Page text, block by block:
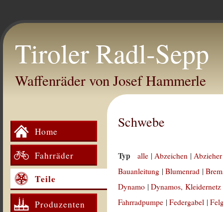
Tiroler Radl-Sepp
Waffenräder von Josef Hammerle
Home
Fahrräder
Teile
Produzenten
Schwebe
Typ alle |Abzeichen |
Bauanleitung |Blumenrad |
Dynamo |Dynamos, Kleidernetz
Fahrradpumpe |Federgabel |